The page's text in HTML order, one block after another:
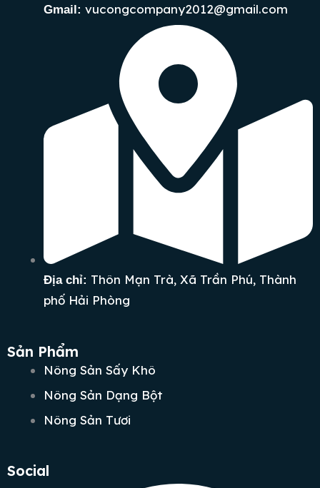
Gmail: vucongcompany2012@gmail.com
Địa chỉ: Thôn Mạn Trà, Xã Trần Phú, Thành
phố Hải Phòng
Sản Phẩm
Nông Sản Sấy Khô
Nông Sản Dạng Bột
Nông Sản Tươi
Social